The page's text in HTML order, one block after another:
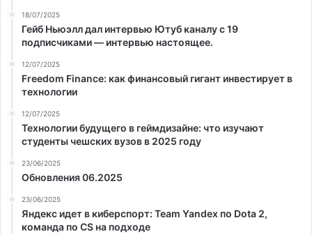
18/07/2025
Гейб Ньюэлл дал интервью Ютуб каналу с 19
подписчиками — интервью настоящее.
12/07/2025
Freedom Finance: как финансовый гигант инвестирует в
технологии
12/07/2025
Технологии будущего в геймдизайне: что изучают
студенты чешских вузов в 2025 году
23/06/2025
Обновления 06.2025
23/06/2025
Яндекс идет в киберспорт: Team Yandex по Dota 2,
команда по CS на подходе